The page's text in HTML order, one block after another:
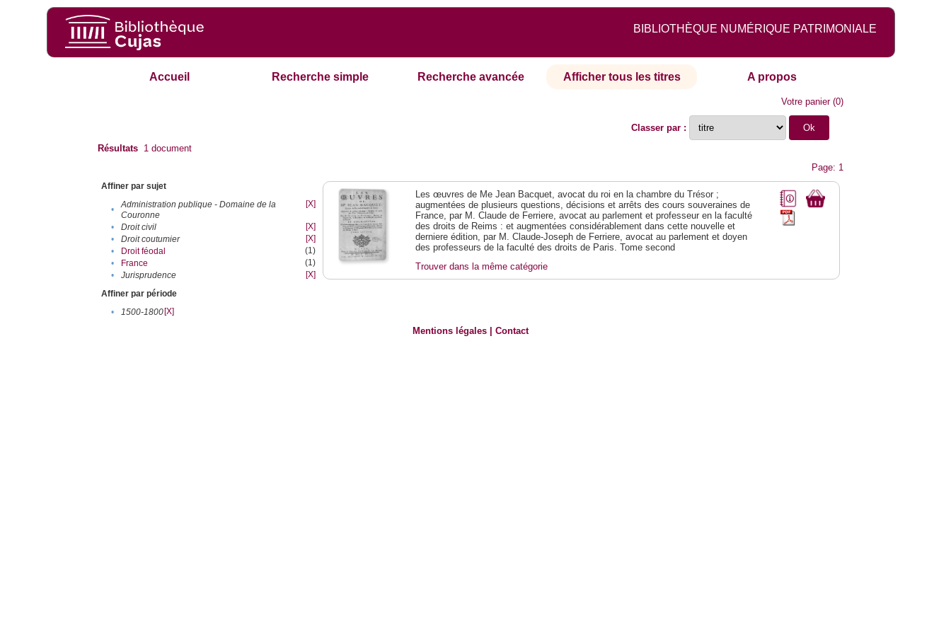
BIBLIOTHÈQUE NUMÉRIQUE PATRIMONIALE
Accueil Recherche simple Recherche avancée Afficher tous les titres A propos
Votre panier(0)
Classer par :
Résultats 1 document
Page: 1
Affiner par sujet
•
Administration publique - Domaine de la
Couronne
[X]
• Droit civil
[X]
•
Droit coutumier
[X]
•
Droit féodal
(1)
•
France
(1)
•
Jurisprudence
[X]
Affiner par période
•
1500-1800[X]
Les œuvres de Me Jean Bacquet, avocat du roi en la chambre du Trésor ;
augmentées de plusieurs questions, décisions et arrêts des cours souveraines de
France, par M. Claude de Ferriere, avocat au parlement et professeur en la faculté
des droits de Reims : et augmentées considérablement dans cette nouvelle et
derniere édition, par M. Claude-Joseph de Ferriere, avocat au parlement et doyen
des professeurs de la faculté des droits de Paris. Tome second
Trouver dans la même catégorie
Mentions légales |Contact